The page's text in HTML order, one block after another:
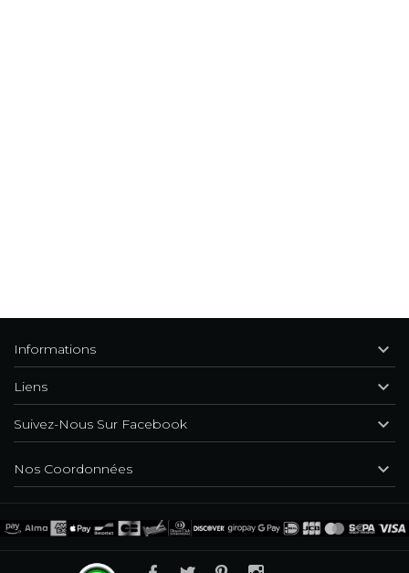
Nos Coordonnées 
Informations 
Liens 
Suivez-Nous Sur Facebook 